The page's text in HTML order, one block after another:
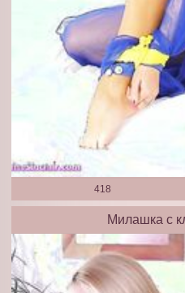
418
Милашка с